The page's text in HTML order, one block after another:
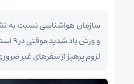
سازمان هواشناسی نسبت به
و وزش
لزوم پرهیز از سفرهای غیر